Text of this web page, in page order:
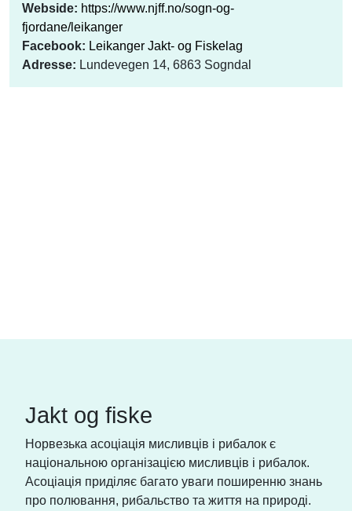
Webside: https://www.njff.no/sogn-og-
fjordane/leikanger
Facebook: Leikanger Jakt- og Fiskelag
Adresse: ​Lundevegen 14, 6863 Sogndal
Jakt og fiske
Норвезька асоціація мисливців і рибалок є
національною організацією мисливців і рибалок.
Асоціація приділяє багато уваги поширенню знань
про полювання, рибальство та життя на природі.